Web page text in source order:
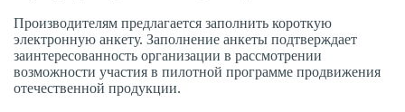
Производителям предлагается заполнить короткую
электронную анкету. Заполнение анкеты подтверждает
заинтересованность организации в рассмотрении
возможности участия в пилотной программе продвижения
отечественной продукции.